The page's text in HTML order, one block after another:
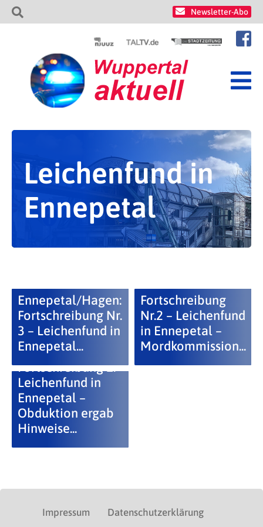
Newsletter-Abo
Leichenfund in
Ennepetal
Ennepetal/Hagen:
Fortschreibung Nr.
3 – Leichenfund in
Ennepetal...
Fortschreibung
Nr.2 – Leichenfund
in Ennepetal –
Mordkommission...
Fortschreibung 1:
Leichenfund in
Ennepetal –
Obduktion ergab
Hinweise...
Impressum Datenschutzerklärung